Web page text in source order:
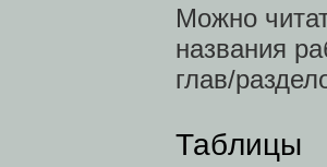
Можно
названия
глав/
Таблицы